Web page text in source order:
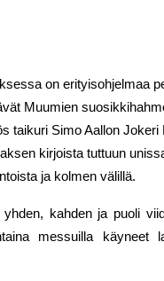
on erityisohjelmaa
Muumien
taikuri Simo Aallon Jokeri
kirjoista tuttuun
ja kolmen välillä.
kahden ja puoli
messuilla käyneet